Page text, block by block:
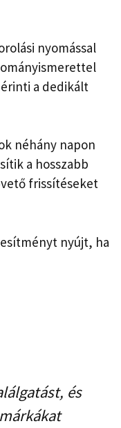
nyomással
a dedikált
néhány napon
a hosszabb
frissítéseket
nyújt, ha
és